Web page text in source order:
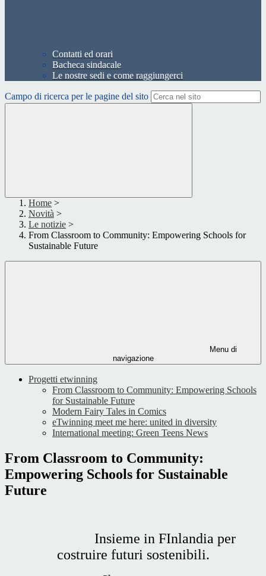
Contatti ed orari
Bacheca sindacale
Le nostre sedi e come raggiungerci
Campo di ricerca per le pagine del sito
Home >
Novità >
Le notizie >
From Classroom to Community: Empowering Schools for
Sustainable Future
Menu di
navigazione
Progetti etwinning
From Classroom to Community: Empowering Schools
for Sustainable Future
Modern Fairy Tales in Comics
eTwinning meet me here: united in diversity
International meeting: Green Teens News
From Classroom to Community:
Empowering Schools for Sustainable
Future
Insieme in FInlandia per
costruire futuri sostenibili.